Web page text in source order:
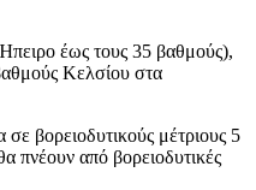
έως τους 35 βαθμούς),
Κελσίου στα
βορειοδυτικούς μέτριους 5
πνέουν από βορειοδυτικές